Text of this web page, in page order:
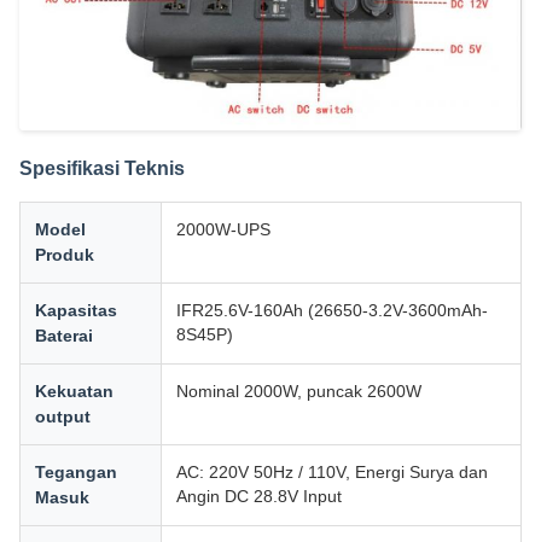
Spesifikasi Teknis
Model
Produk
2000W-UPS
Kapasitas
Baterai
IFR25.6V-160Ah (26650-3.2V-3600mAh-
8S45P)
Kekuatan
output
Nominal 2000W, puncak 2600W
Tegangan
Masuk
AC: 220V 50Hz / 110V, Energi Surya dan
Angin DC 28.8V Input